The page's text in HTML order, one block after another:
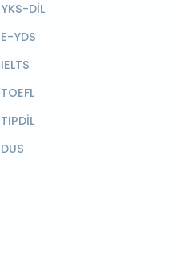
YKS-DİL
E-YDS
IELTS
TOEFL
TIPDİL
DUS